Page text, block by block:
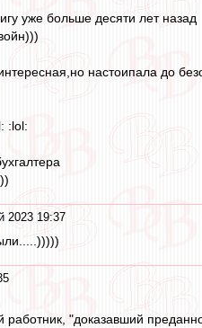
уже больше десяти лет назад
настоипала до
:lol:
2023 19:37
"доказавший